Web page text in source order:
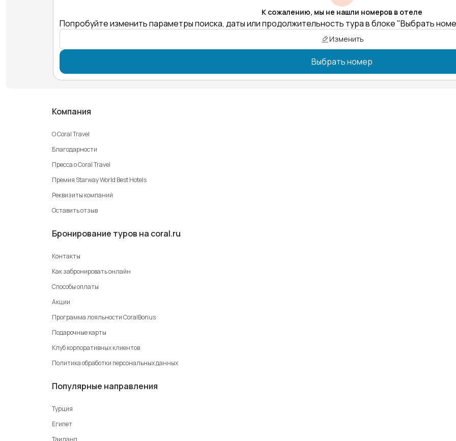
К сожалению, мы не нашли номеров в отеле
Попробуйте изменить параметры поиска, даты или продолжительность тура в блоке "Выбрать
Изменить
Выбрать номер
Компания
О Coral Travel
Благодарности
Пресса о Coral Travel
Премия Starway World Best Hotels
Реквизиты компаний
Оставить отзыв
Бронирование туров на coral.ru
Контакты
Как забронировать онлайн
Способы оплаты
Акции
Программа лояльности CoralBonus
Подарочные карты
Клуб корпоративных клиентов
Политика обработки персональных данных
Популярные направления
Турция
Египет
Таиланд